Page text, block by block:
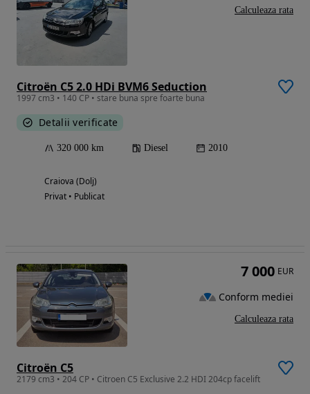
Citroën C5 2.0 HDi BVM6 Seduction
1997 cm3 • 140 CP • stare buna spre foarte buna
Detalii verificate
320 000 km Diesel 2010
Craiova (Dolj)
Privat • Publicat
Calculeaza rata
Citroën C5
2179 cm3 • 204 CP • Citroen C5 Exclusive 2.2 HDI 204cp facelift
7 000 EUR
Conform mediei
Calculeaza rata